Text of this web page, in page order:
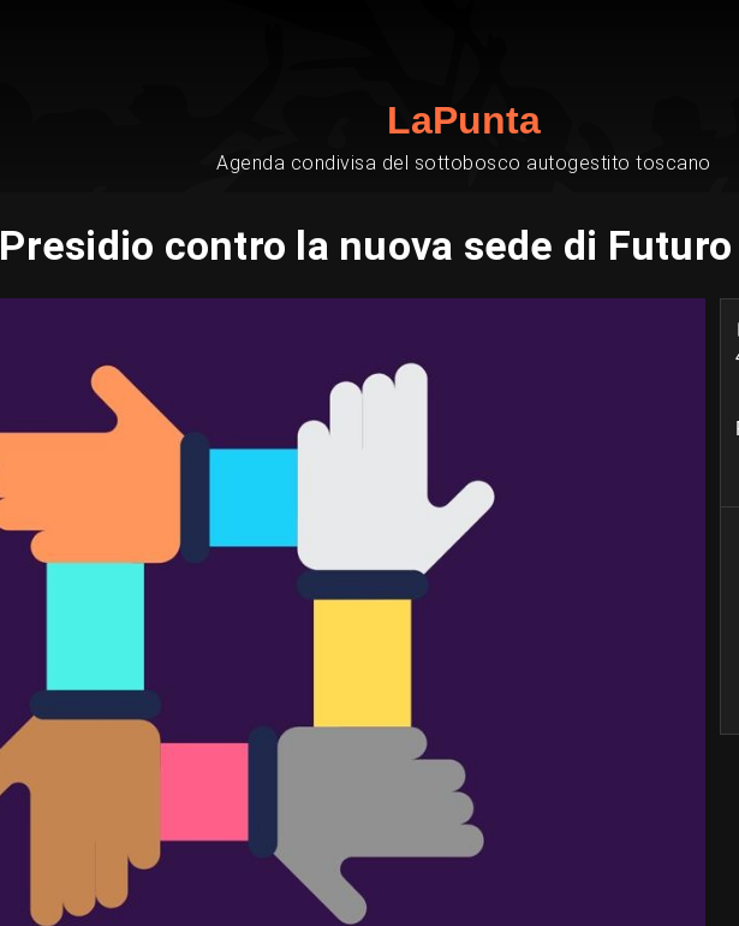
LaPunta
Agenda condivisa del sottobosco autogestito toscano
Presidio contro la nuova sede di